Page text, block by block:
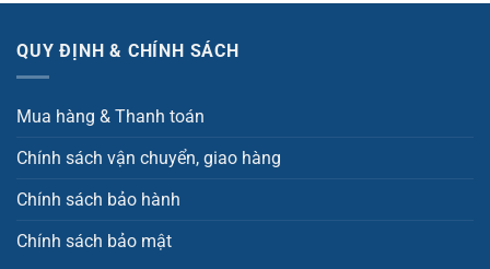
QUY ĐỊNH & CHÍNH SÁCH
Mua hàng & Thanh toán
Chính sách vận chuyển, giao hàng
Chính sách bảo hành
Chính sách bảo mật